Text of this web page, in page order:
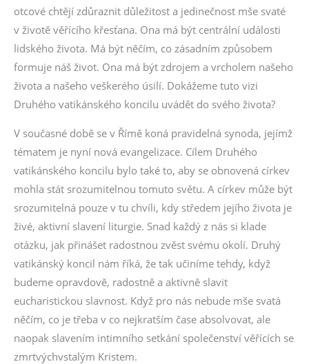
otcové chtějí zdůraznit důležitost a jedinečnost mše svaté
v životě věřícího křesťana. Ona má být centrální události
lidského života. Má být něčím, co zásadním způsobem
formuje náš život. Ona má být zdrojem a vrcholem našeho
života a našeho veškerého úsilí. Dokážeme tuto vizi
Druhého vatikánského koncilu uvádět do svého života?
V současné době se v Římě koná pravidelná synoda, jejímž
tématem je nyní nová evangelizace. Cílem Druhého
vatikánského koncilu bylo také to, aby se obnovená církev
mohla stát srozumitelnou tomuto světu. A církev může být
srozumitelná pouze v tu chvíli, kdy středem jejího života je
živé, aktivní slavení liturgie. Snad každý z nás si klade
otázku, jak přinášet radostnou zvěst svému okolí. Druhý
vatikánský koncil nám říká, že tak učiníme tehdy, když
budeme opravdově, radostně a aktivně slavit
eucharistickou slavnost. Když pro nás nebude mše svatá
něčím, co je třeba v co nejkratším čase absolvovat, ale
naopak slavením intimního setkání společenství věřících se
zmrtvýchvstalým Kristem.